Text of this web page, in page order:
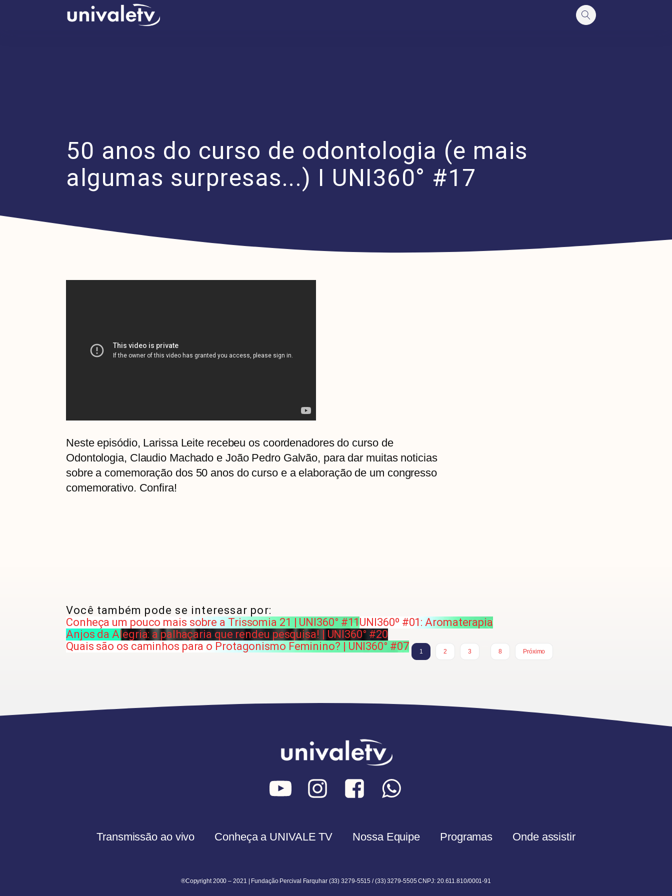
50 anos do curso de odontologia (e mais
algumas surpresas...) I UNI360° #17
Neste episódio, Larissa Leite recebeu os coordenadores do curso de
Odontologia, Claudio Machado e João Pedro Galvão, para dar muitas noticias
sobre a comemoração dos 50 anos do curso e a elaboração de um congresso
comemorativo. Confira!
Você também pode se interessar por:
Conheça um pouco mais sobre a Trissomia 21 | UNI360° #11UNI360º #01: Aromaterapia
Anjos da Alegria: a palhaçaria que rendeu pesquisa! | UNI360° #20
Quais são os caminhos para o Protagonismo Feminino? | UNI360° #07
1 2 3
8
Próximo
Transmissão ao vivo Conheça a UNIVALE TV Nossa Equipe Programas Onde assistir
®Copyright 2000 – 2021 | Fundação Percival Farquhar (33) 3279-5515 / (33) 3279-5505 CNPJ: 20.611.810/0001-91